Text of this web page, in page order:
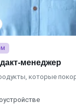
менеджер
которые